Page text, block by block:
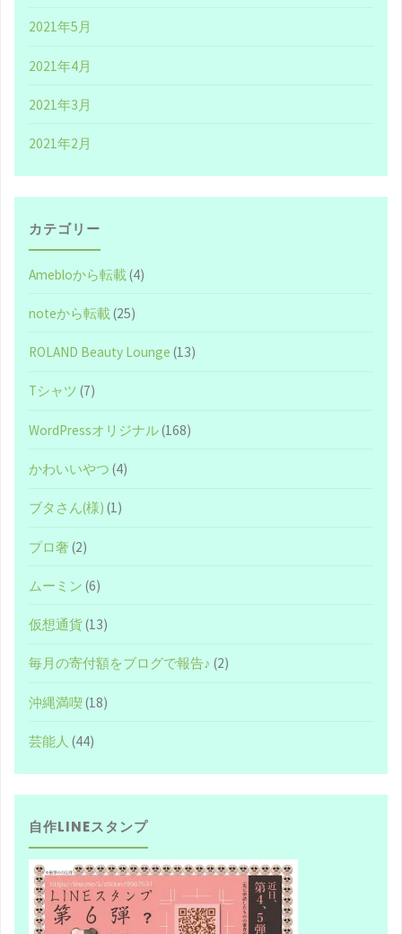
2021年5月
2021年4月
2021年3月
2021年2月
カテゴリー
Amebloから転載(4)
noteから転載(25)
ROLAND Beauty Lounge (13)
Tシャツ (7)
WordPressオリジナル(168)
かわいいやつ (4)
ブタさん(様) (1)
プロ奢 (2)
ムーミン (6)
仮想通貨(13)
毎月の寄付額をブログで報告♪ (2)
沖縄満喫 (18)
芸能人 (44)
自作LINEスタンプ